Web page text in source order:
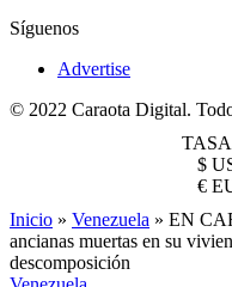
Síguenos
Advertise
© 2022 Caraota Digital.
$
€
Inicio » Venezuela » EN
ancianas muertas en su
descomposición